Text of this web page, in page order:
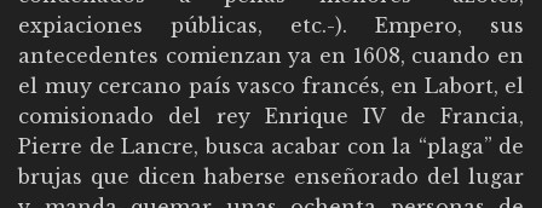
expiaciones públicas, etc.-). Empero, sus
antecedentes comienzan ya en 1608, cuando en
el muy cercano país vasco francés, en Labort, el
comisionado del rey Enrique IV de Francia,
Pierre de Lancre, busca acabar con la “plaga” de
brujas que dicen haberse enseñorado del lugar